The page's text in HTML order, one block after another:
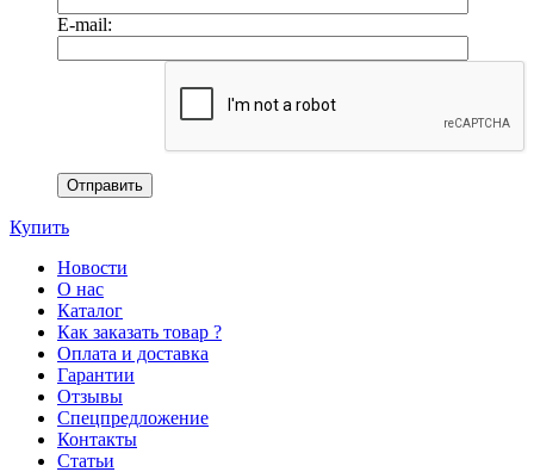
E-mail:
Купить
Новости
О нас
Каталог
Как заказать товар ?
Оплата и доставка
Гарантии
Отзывы
Спецпредложение
Контакты
Статьи